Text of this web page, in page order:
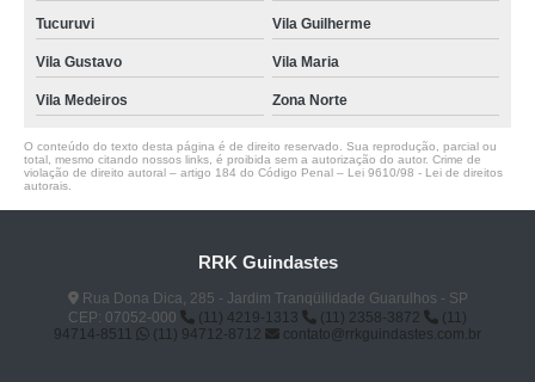
Tucuruvi Vila Guilherme
Vila Gustavo Vila Maria
Vila Medeiros Zona Norte
O conteúdo do texto desta página é de direito reservado. Sua reprodução, parcial ou
total, mesmo citando nossos links, é proibida sem a autorização do autor. Crime de
violação de direito autoral – artigo 184 do Código Penal – Lei 9610/98 - Lei de direitos
autorais
RRK Guindastes
Rua Dona Dica, 285 - Jardim Tranqüilidade Guarulhos - SP
CEP: 07052-000
(11) 4219-1313 (11) 2358-3872
(11)
94714-8511
(11) 94712-8712 contato@rrkguindastes.com.br